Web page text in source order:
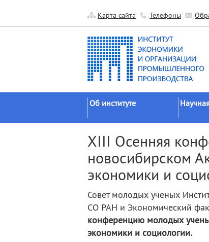
Карта сайта Телефоны
Об институте
Официальные документы
История
Руководство
Научные подразделения
Прочие подразделения
Издательская
деятельность
XIII Осенняя
новосибирском
экономики и
Совет молодых ученых
СО РАН и Экономический
конференцию молодых
экономики и социологии.